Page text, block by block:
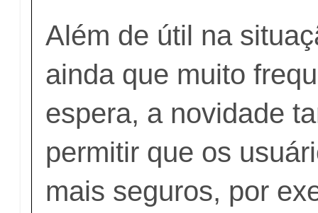
Além de útil na
ainda que muito
espera, a novidade
permitir que os
mais seguros, por